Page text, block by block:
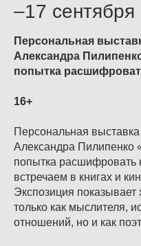
–17 сентября
Персональная
Александра
попытка
16+
Персональная
Александра Пилипенко
попытка расшифровать
встречаем в книгах и
Экспозиция
только как мыслителя,
отношений, но и как